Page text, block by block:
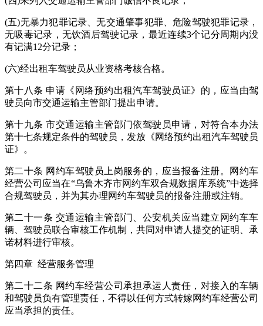
(五)无暴力犯罪记录、无交通肇事犯罪、危险驾驶犯罪记录，
无吸毒记录，无饮酒后驾驶记录，最近连续3个记分周期内没
有记满12分记录；
(六)经出租车驾驶员从业资格考核合格。
第十八条 申请《网络预约出租汽车驾驶员证》的，应当由驾
驶员向市交通运输主管部门提出申请。
第十九条 市交通运输主管部门依驾驶员申请，对符合本办法
第十七条规定条件的驾驶员，发放《网络预约出租汽车驾驶员
证》。
第二十条 网约车驾驶员上岗服务的，应当报备注册。网约车
经营公司应当在“乌鲁木齐市网约车双合规数据库系统”中选择
合规驾驶员，并为其办理网约车驾驶员的报备注册或注销。
第二十一条 交通运输主管部门、公安机关应当建立网约车车
辆、驾驶员联合审核工作机制，共同对申请人提交的证明、承
诺材料进行审核。
第四章 经营服务管理
第二十二条 网约车经营公司承担承运人责任，对接入的车辆
和驾驶员负有管理责任，不得以任何方式转嫁网约车经营公司
应当承担的责任。